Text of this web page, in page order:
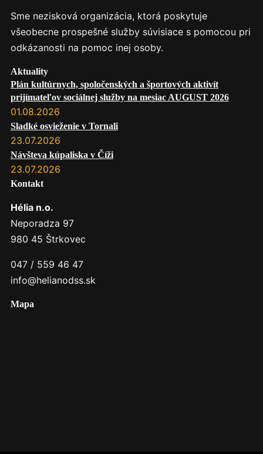
Sme nezisková organizácia, ktorá poskytuje
všeobecne prospešné služby súvisiace s pomocou pri
odkázanosti na pomoc inej osoby.
Aktuality
Plán kultúrnych, spoločenských a športových aktivít
prijímateľov sociálnej služby na mesiac AUGUST 2026
01.08.2026
Sladké osvieženie v Tornali
23.07.2026
Návšteva kúpaliska v Číži
23.07.2026
Kontakt
Hélia n.o.
Neporadza 97
980 45 Štrkovec
047 / 559 46 47
info@helianodss.sk
Mapa